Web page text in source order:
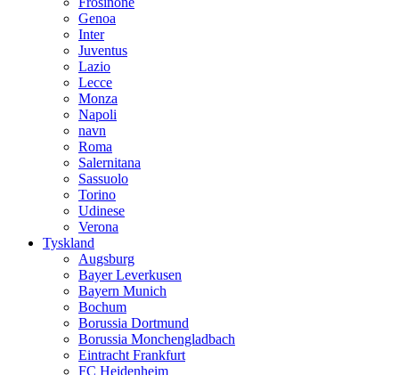
Genoa
Inter
Juventus
Lazio
Lecce
Monza
Napoli
navn
Roma
Salernitana
Sassuolo
Torino
Udinese
Verona
Tyskland
Augsburg
Bayer Leverkusen
Bayern Munich
Bochum
Borussia Dortmund
Borussia Monchengladbach
Eintracht Frankfurt
FC Heidenheim